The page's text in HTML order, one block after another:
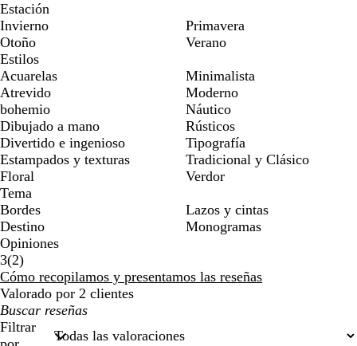
Estación
Invierno
Otoño
Primavera
Verano
Estilos
Acuarelas
Atrevido
bohemio
Dibujado a mano
Divertido e ingenioso
Estampados y texturas
Floral
Minimalista
Moderno
Náutico
Rústicos
Tipografía
Tradicional y Clásico
Verdor
Tema
Bordes
Destino
Lazos y cintas
Monogramas
Opiniones
3(22
reseñas
)
Cómo recopilamos y presentamos las reseñas
Valorado por 2 clientes
Mis
búsquedas
Filtrar